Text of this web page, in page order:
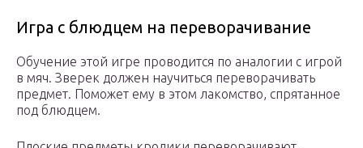
Игра с блюдцем на переворачивание
Обучение этой игре проводится по аналогии с игрой
в мяч. Зверек должен научиться переворачивать
предмет. Поможет ему в этом лакомство, спрятанное
под блюдцем.